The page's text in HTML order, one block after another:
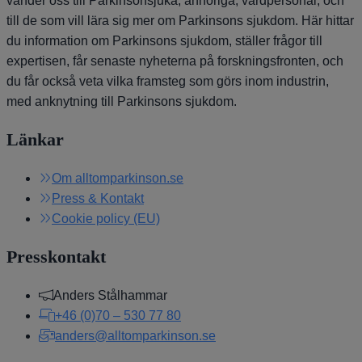
till de som vill lära sig mer om Parkinsons sjukdom. Här hittar
du information om Parkinsons sjukdom, ställer frågor till
expertisen, får senaste nyheterna på forskningsfronten, och
du får också veta vilka framsteg som görs inom industrin,
med anknytning till Parkinsons sjukdom.
Länkar
Om alltomparkinson.se
Press & Kontakt
Cookie policy (EU)
Presskontakt
Anders Stålhammar
+46 (0)70 – 530 77 80
anders@alltomparkinson.se